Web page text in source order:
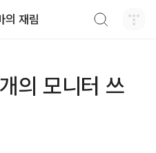
의 재림
의 모니터 쓰